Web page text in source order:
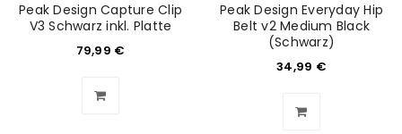
Ein Link zum Erstellen eines neuen Passworts wird an
deine E-Mail-Adresse gesendet.
NEWSLETTER ABONNIEREN
Peak Design Capture Clip
V3 Schwarz inkl. Platte
79,99 €
Peak Design Everyday Hip
Belt v2 Medium Black
(Schwarz)
34,99 €